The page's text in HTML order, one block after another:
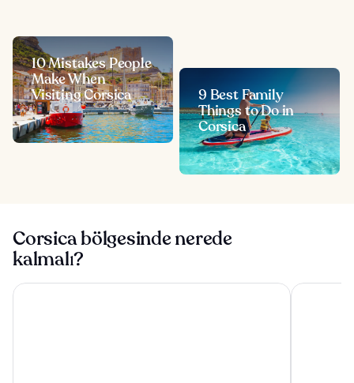
10 Mistakes People
Make When
Visiting Corsica
9 Best Family
Things to Do in
Corsica
Corsica bölgesinde nerede
kalmalı?
Domaine Santa Giulia Palace Golden